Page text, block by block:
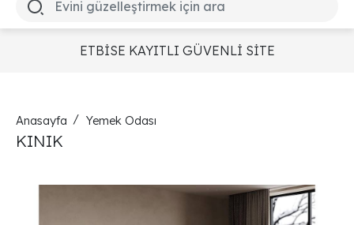
ETBİSE KAYITLI GÜVENLİ SİTE
Anasayfa Yemek Odası
KINIK